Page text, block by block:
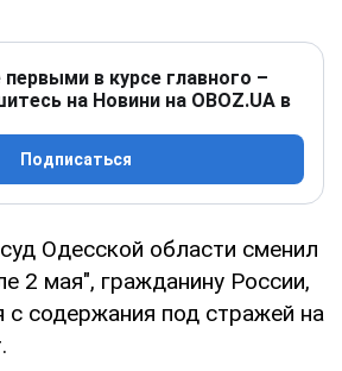
первыми в курсе главного –
на Новини на OBOZ.UA в
Подписаться
Одесской области сменил
2 мая", гражданину России,
с содержания под стражей на